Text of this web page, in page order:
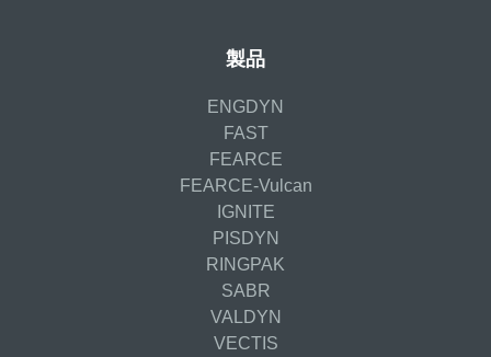
製品
ENGDYN
FAST
FEARCE
FEARCE-Vulcan
IGNITE
PISDYN
RINGPAK
SABR
VALDYN
VECTIS